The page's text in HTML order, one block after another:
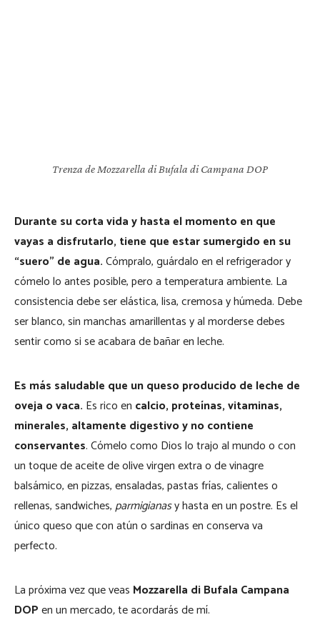
Trenza de Mozzarella di Bufala di Campana DOP
Durante su corta vida y hasta el momento en que
vayas a disfrutarlo, tiene que estar sumergido en su
“suero” de agua.Cómpralo, guárdalo en el refrigerador y
cómelo lo antes posible, pero a temperatura ambiente. La
consistencia debe ser elástica, lisa, cremosa y húmeda. Debe
ser blanco, sin manchas amarillentas y al morderse debes
sentir como si se acabara de bañar en leche.
Es más saludable que un queso producido de leche de
oveja o vaca. Es rico en calcio, proteínas, vitaminas,
minerales, altamente digestivo y no contiene
conservantes. Cómelo como Dios lo trajo al mundo o con
un toque de aceite de olive virgen extra o de vinagre
balsámico, en pizzas, ensaladas, pastas frías, calientes o
rellenas, sandwiches,parmigianasy hasta en un postre. Es el
único queso que con atún o sardinas en conserva va
perfecto.
La próxima vez que veas Mozzarella di Bufala Campana
DOPen un mercado,te acordarás de mí.